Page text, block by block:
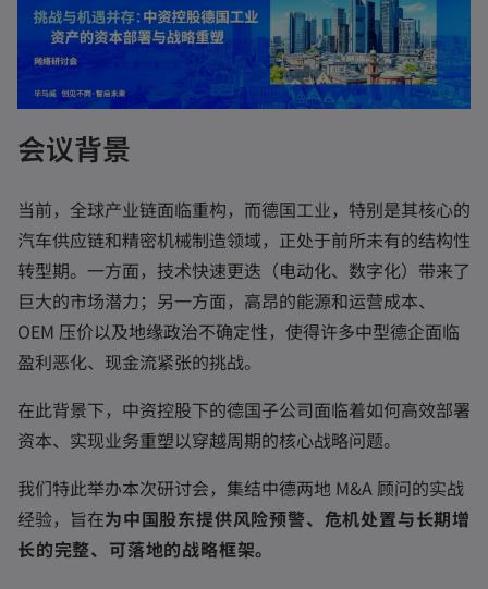
会议背景
当前，全球产业链面临重构，而德国工业，特别是其核心的
汽车供应链和精密机械制造领域，正处于前所未有的结构性
转型期。一方面，技术快速更迭（电动化、数字化）带来了
巨大的市场潜力；另一方面，高昂的能源和运营成本、
OEM 压价以及地缘政治不确定性，使得许多中型德企面临
盈利恶化、现金流紧张的挑战。
在此背景下，中资控股下的德国子公司面临着如何高效部署
资本、实现业务重塑以穿越周期的核心战略问题。
我们特此举办本次研讨会，集结中德两地 M&A 顾问的实战
经验，旨在为中国股东提供风险预警、危机处置与长期增
长的完整、可落地的战略框架。